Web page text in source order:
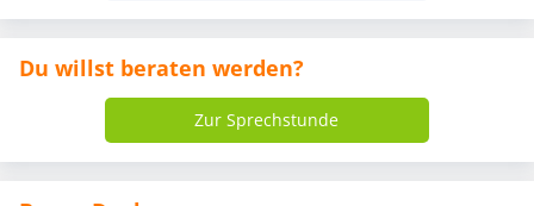
Du willst beraten werden?
Zur Sprechstunde